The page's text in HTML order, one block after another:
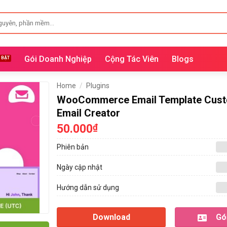
Gói Doanh Nghiệp Cộng Tác Viên Blogs
Home / Plugins
WooCommerce Email Template
Email Creator
50.000₫
Phiên bản
Ngày cập nhật
Hướng dẫn sử dụng
Download